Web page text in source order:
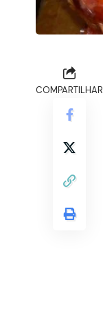
COMPARTILHAR